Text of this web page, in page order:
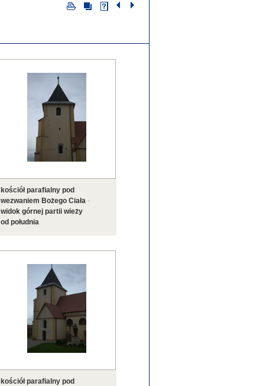
kościół parafialny pod
wezwaniem Bożego Ciała -
widok górnej partii wieży
od południa
kościół parafialny pod